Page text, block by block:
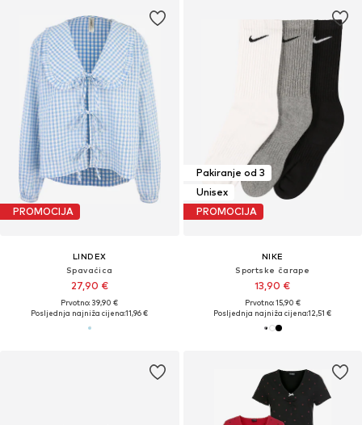
PROMOCIJA
LINDEX
Spavaćica
27,90 €
Prvotno: 39,90 €
Posljednja najniža cijena:11,96 €
Pakiranje od 3
Unisex
PROMOCIJA
NIKE
Sportske čarape
13,90 €
Prvotno: 15,90 €
Posljednja najniža cijena:12,51 €